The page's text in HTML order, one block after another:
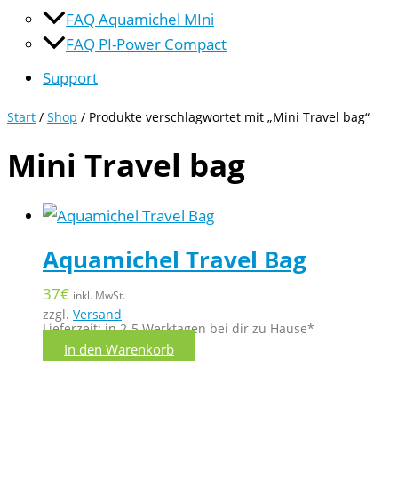
FAQ Aquamichel MIni
FAQ PI-Power Compact
Support
Start / Shop / Produkte verschlagwortet mit „Mini Travel bag“
Mini Travel bag
Aquamichel Travel Bag
37€ inkl. MwSt.
zzgl. Versand
Lieferzeit: in 2-5 Werktagen bei dir zu Hause*
In den Warenkorb